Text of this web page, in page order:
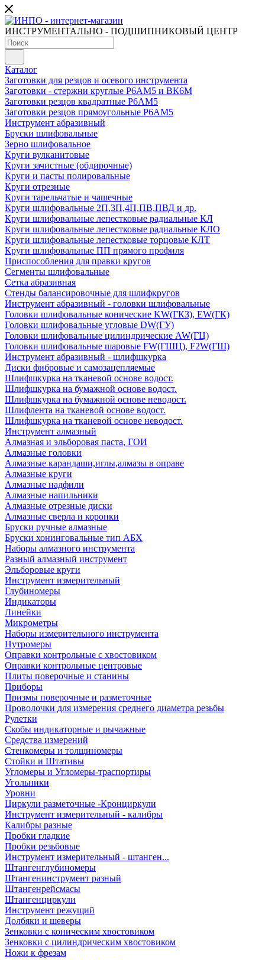
ИНСТРУМЕНТАЛЬНО - ПОДШИПНИКОВЫЙ ЦЕНТР
Каталог
Заготовки для резцов и осевого инструмента
Заготовки - стержни круглые Р6АМ5 и ВК6М
Заготовки резцов квадратные Р6АМ5
Заготовки резцов прямоугольные Р6АМ5
Инструмент абразивный
Бруски шлифовальные
Зерно шлифовальное
Круги вулканитовые
Круги зачистные (обдирочные)
Круги и пасты полировальные
Круги отрезные
Круги тарельчатые и чашечные
Круги шлифовальные 2П,3П,4П,ПВ,ПВД и др.
Круги шлифовальные лепестковые радиальные КЛ
Круги шлифовальные лепестковые радиальные КЛО
Круги шлифовальные лепестковые торцовые КЛТ
Круги шлифовальные ПП прямого профиля
Приспособления для правки кругов
Сегменты шлифовальные
Сетка абразивная
Стенды балансировочные для шлифкругов
Инструмент абразивный - головки шлифовальные
Головки шлифовальные конические KW(ГКЗ), EW(ГК)
Головки шлифовальные угловые DW(ГУ)
Головки шлифовальные цилиндрические AW(ГЦ)
Головки шлифовальные шаровые FW(ГШЦ), F2W(ГШ)
Инструмент абразивный - шлифшкурка
Диски фибровые и самозацепляемые
Шлифшкурка на тканевой основе водост.
Шлифшкурка на бумажной основе водост.
Шлифшкурка на бумажной основе неводост.
Шлифлента на тканевой основе водост.
Шлифшкурка на тканевой основе неводост.
Инструмент алмазный
Алмазная и эльборовая паста, ГОИ
Алмазные головки
Алмазные карандаши,иглы,алмазы в оправе
Алмазные круги
Алмазные надфили
Алмазные напильники
Алмазные отрезные диски
Алмазные сверла и коронки
Бруски ручные алмазные
Бруски хонинговальные тип АБХ
Наборы алмазного инструмента
Разный алмазный инструмент
Эльборовые круги
Инструмент измерительный
Глубиномеры
Индикаторы
Линейки
Микрометры
Наборы измерительного инструмента
Нутромеры
Оправки контрольные с хвостовиком
Оправки контрольные центровые
Плиты поверочные и станины
Приборы
Призмы поверочные и разметочные
Проволочки для измерения среднего диаметра резьбы
Рулетки
Скобы индикаторные и рычажные
Средства измерений
Стенкомеры и толщиномеры
Стойки и Штативы
Угломеры и Угломеры-траспортиры
Угольники
Уровни
Циркули разметочные -Кронциркули
Инструмент измерительный - калибры
Калибры разные
Пробки гладкие
Пробки резьбовые
Инструмент измерительный - штанген...
Штангенглубиномеры
Штангенинструмент разный
Штангенрейсмасы
Штангенциркули
Инструмент режущий
Долбяки и шеверы
Зенковки с коническим хвостовиком
Зенковки с цилиндрическим хвостовиком
Ножи к фрезам